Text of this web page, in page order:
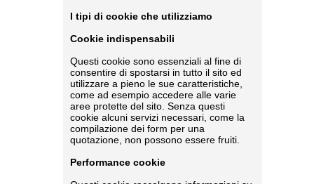
I tipi di cookie che utilizziamo
Cookie indispensabili
Questi cookie sono essenziali al fine di
consentire di spostarsi in tutto il sito ed
utilizzare a pieno le sue caratteristiche,
come ad esempio accedere alle varie
aree protette del sito. Senza questi
cookie alcuni servizi necessari, come la
compilazione dei form per una
quotazione, non possono essere fruiti.
Performance cookie